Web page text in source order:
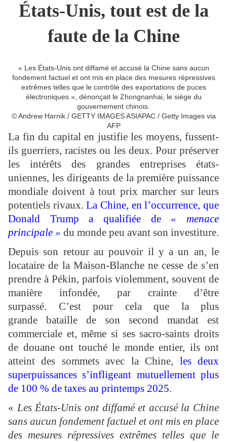
États-Unis, tout est de la
faute de la Chine
« Les États-Unis ont diffamé et accusé la Chine sans aucun
fondement factuel et ont mis en place des mesures répressives
extrêmes telles que le contrôle des exportations de puces
électroniques », dénonçait le Zhongnanhai, le siège du
gouvernement chinois.
© Andrew Harnik / GETTY IMAGES ASIAPAC / Getty Images via
AFP
La fin du capital en justifie les moyens, fussent-
ils guerriers, racistes ou les deux. Pour préserver
les intérêts des grandes entreprises états-
uniennes, les dirigeants de la première puissance
mondiale doivent à tout prix marcher sur leurs
potentiels rivaux.La Chine, en l’occurrence, que
Donald Trump a qualifiée de « menace
principale » du monde peu avant son investiture.
Depuis son retour au pouvoir il y a un an, le
locataire de la Maison-Blanche ne cesse de s’en
prendre à Pékin, parfois violemment, souvent de
manière infondée, par crainte d’être
surpassé. C’est pour cela que la plus
grande bataille de son second mandat est
commerciale et, même si ses sacro-saints droits
de douane ont touché le monde entier, ils ont
atteint des sommets avec la Chine, les deux
superpuissances s’infligeant mutuellement plus
de 100 % de taxes au printemps 2025.
« Les États-Unis ont diffamé et accusé la Chine
sans aucun fondement factuel et ont mis en place
des mesures répressives extrêmes telles que le